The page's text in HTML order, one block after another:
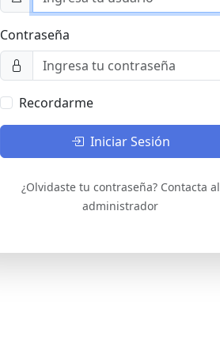
Contraseña
Recordarme
Iniciar Sesión
¿Olvidaste tu contraseña? Contacta al
administrador